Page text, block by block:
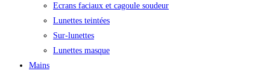
Ecrans faciaux et cagoule soudeur
Lunettes teintées
Sur-lunettes
Lunettes masque
Mains